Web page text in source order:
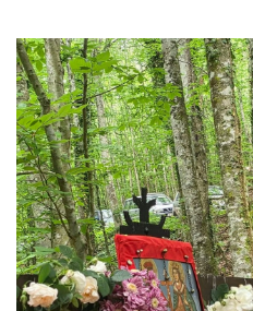
РАЗСЛЕДВАНЕ
БИЗНЕС
ЮГ
Управители:
Веселин
Василев,
email:
v.vasilev@flagman.bg
Катя
Касабова,
еmail:k.kassabova@flagman.bg